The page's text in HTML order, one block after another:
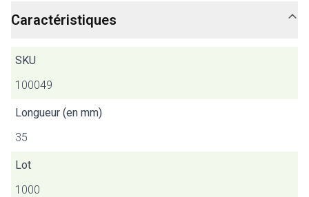
Caractéristiques
SKU
100049
Longueur (en mm)
35
Lot
1000